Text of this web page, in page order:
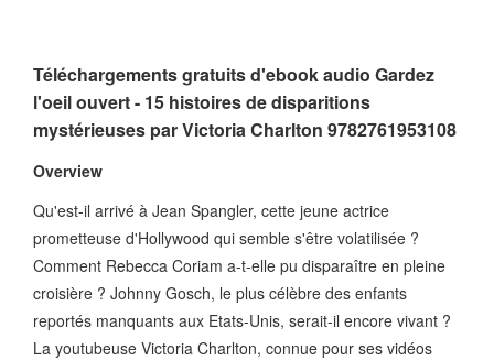
Téléchargements gratuits d'ebook audio Gardez
l'oeil ouvert - 15 histoires de disparitions
mystérieuses par Victoria Charlton 9782761953108
Overview
Qu'est-il arrivé à Jean Spangler, cette jeune actrice
prometteuse d'Hollywood qui semble s'être volatilisée ?
Comment Rebecca Coriam a-t-elle pu disparaître en pleine
croisière ? Johnny Gosch, le plus célèbre des enfants
reportés manquants aux Etats-Unis, serait-il encore vivant ?
La youtubeuse Victoria Charlton, connue pour ses vidéos